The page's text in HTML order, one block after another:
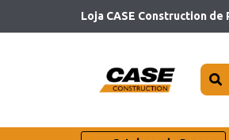
Loja CASE Construction de